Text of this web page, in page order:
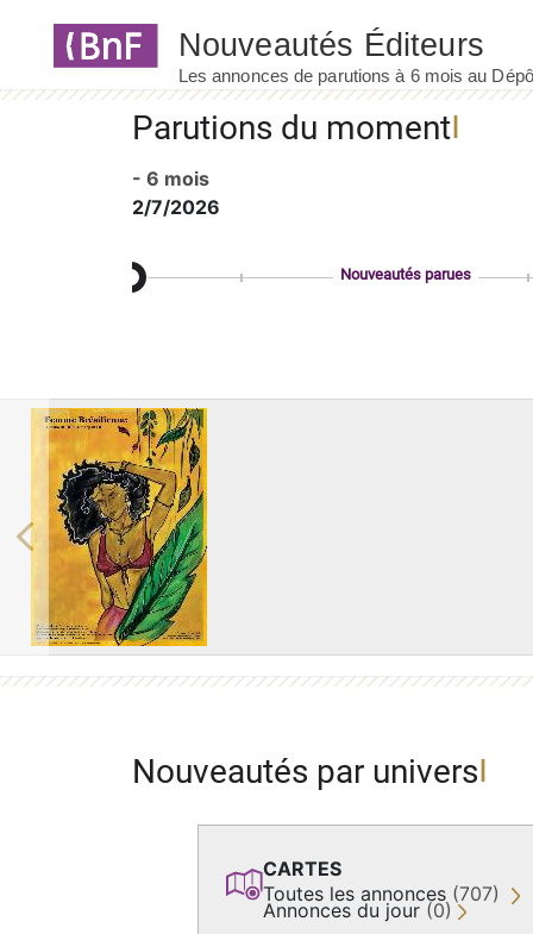
Parutions du moment
- 6 mois
2/7/2026
Nouveautés parues
Previous
Nouveautés par univers
CARTES
Toutes les annonces (707)
Annonces du jour (0)